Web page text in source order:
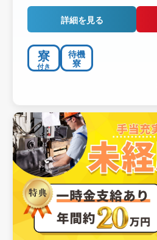
詳細を見る
寮
付き
待機
寮